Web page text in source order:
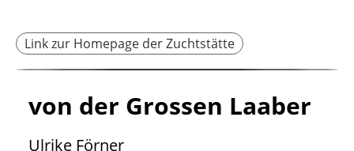
Link zur Homepage der Zuchtstätte
von der Grossen Laaber
Ulrike Förner